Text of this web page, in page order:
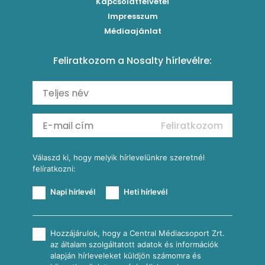
Carbonara
Shakshuka
Ratatouille
Kukoricás-újhagymás lepény
Mexikói húsleves kukorica salsával
Almás-kéksajtos kukoricasaláta
Köretek
Reggeli receptek
Impresszum
Médiaajánlat
Feliratkozom a Nosalty hírlevélre:
Feliratkozom
Válaszd ki, hogy melyik hírlevelünkre szeretnél
felíratkozni:
Napi hírlevél Heti hírlevél
Hozzájárulok, hogy a Central Médiacsoport Zrt.
az általam szolgáltatott adatok és információk
alapján hírleveleket küldjön számomra és